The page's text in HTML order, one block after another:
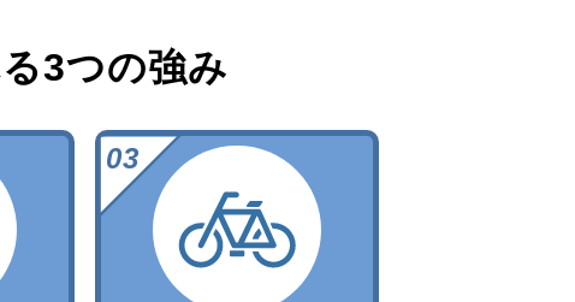
3つの強み